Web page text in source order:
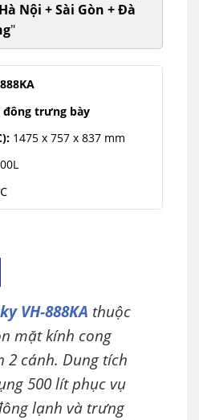
Hà Nội + Sài Gòn + Đà
"
đông trưng bày
1475 x 757 x 837 mm
VH-888KA thuộc
mặt kính cong
2 cánh. Dung tích
500 lít phục vụ
lạnh và trưng